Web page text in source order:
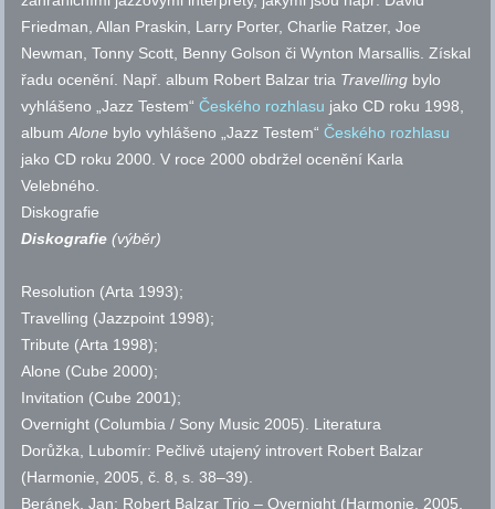
Friedman, Allan Praskin, Larry Porter, Charlie Ratzer, Joe
Newman, Tonny Scott, Benny Golson či Wynton Marsallis. Získal
řadu ocenění. Např. album Robert Balzar tria Travelling bylo
vyhlášeno „Jazz Testem“Českého rozhlasu jako CD roku 1998,
albumAlone bylo vyhlášeno „Jazz Testem“Českého rozhlasu
jako CD roku 2000. V roce 2000 obdržel ocenění Karla
Velebného.
Diskografie
Diskografie (výběr)
Resolution (Arta 1993);
Travelling (Jazzpoint 1998);
Tribute (Arta 1998);
Alone (Cube 2000);
Invitation (Cube 2001);
Overnight (Columbia / Sony Music 2005). Literatura
Dorůžka, Lubomír: Pečlivě utajený introvert Robert Balzar
(Harmonie, 2005,č. 8, s. 38–39).
Beránek, Jan: Robert Balzar Trio – Overnight (Harmonie, 2005,